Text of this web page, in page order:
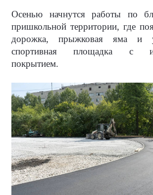
Осенью начнутся работы по
пришкольной территории, где
дорожка, прыжковая яма и
спортивная площадка с
покрытием.